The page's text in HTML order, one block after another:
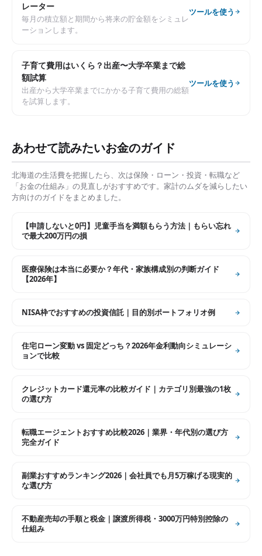
レーター
毎月の積立額と期間から将来の貯金額をシミュレ
ーションします。
ツールを使う
子育て費用はいくら？出産〜大学卒業まで総
額試算
出産から大学卒業までにかかる子育て費用の総額
を試算します。
ツールを使う
あわせて読みたいお金のガイド
北海道の生活費を把握したら、次は保険・ローン・投資・転職など
「お金の仕組み」の見直しがおすすめです。家計のムダを減らしたい
方向けのガイドをまとめました。
【申請しないと0円】児童手当を満額もらう方法｜もらい忘れ
で最大200万円の損
医療保険は本当に必要か？年代・家族構成別の判断ガイド
【2026年】
NISA枠でおすすめの投資信託｜目的別ポートフォリオ例
住宅ローン変動 vs 固定どっち？2026年金利動向シミュレーシ
ョンで比較
クレジットカード還元率の比較ガイド｜カテゴリ別最強の1枚
の選び方
転職エージェントおすすめ比較2026｜業界・年代別の選び方
完全ガイド
副業おすすめランキング2026｜会社員でも月5万稼げる現実的
な選び方
不動産売却の手順と税金｜譲渡所得税・3000万円特別控除の
仕組み